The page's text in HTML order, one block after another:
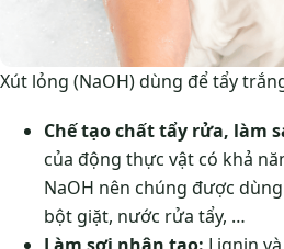
Xút lỏng (NaOH) dùng để tẩy
Chế tạo chất tẩy rửa, làm
của động thực vật có khả
NaOH nên chúng được
bột giặt, nước rửa tẩy, …